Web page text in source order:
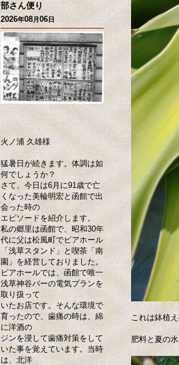
部さん便り
2026年08月06日
火ノ浦 久雄様
猛暑日が続きます。体調は如
何でしょうか？
さて、今日は6月に91歳で亡
くなった美輪明宏と函館で出
会った時の
エピソードを紹介します。
私の郷里は函館で、昭和30年
代に父は松風町でビアホール
「浅草スタンド」と喫茶「南
園」を経営しておりました。
ビアホールでは、函館で唯一
浅草神谷バーの電気ブランを
取り扱って
いたお店です。そんな環境で
育ったので、歯痛の時は、綿
に洋酒の
ジンを浸して歯痛対策をして
いた事を覚えています。当時
は、北洋
これは鉢植
肥料と夏の